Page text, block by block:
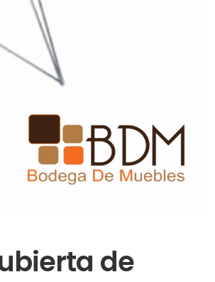
de